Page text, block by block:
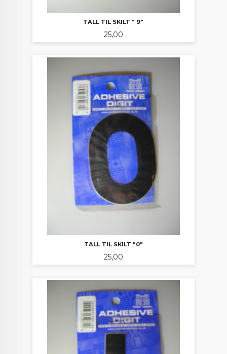
TALL TIL SKILT " 9"
Pris
25,00
TALL TIL SKILT "0"
Pris
25,00